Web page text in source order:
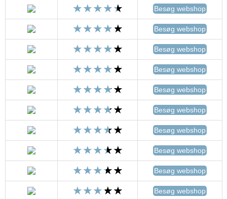
Besøg webshop
Besøg webshop
Besøg webshop
Besøg webshop
Besøg webshop
Besøg webshop
Besøg webshop
Besøg webshop
Besøg webshop
Besøg webshop